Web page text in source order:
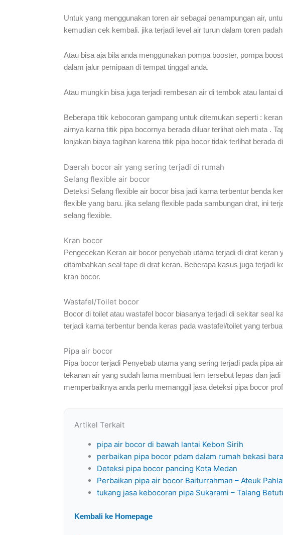
Untuk yang menggunakan toren air sebagai penampungan air,
kemudian cek kembali. jika terjadi level air turun dalam toren
Atau bisa aja bila anda menggunakan pompa booster, pompa
dalam jalur pemipaan di tempat tinggal anda.
Atau mungkin bisa juga terjadi rembesan air di tembok atau lantai
Beberapa titik kebocoran gampang untuk ditemukan seperti :
airnya karna titik pipa bocornya berada diluar terlihat oleh mata .
lonjakan biaya tagihan karena titik pipa bocor tidak terlihat berada
Daerah bocor air yang sering terjadi di rumah
Selang flexible air bocor
Deteksi Selang flexible air bocor bisa jadi karna terbentur benda
flexible yang baru. jika selang flexible pada sambungan drat, ini
selang flexible.
Kran bocor
Pengecekan Keran air bocor penyebab utama terjadi di drat
ditambahkan seal tape di drat keran. Beberapa kasus juga terjadi
kran bocor.
Wastafel/Toilet bocor
Bocor di toilet atau wastafel bocor biasanya terjadi di sekitar seal
terjadi karna terbentur benda keras pada wastafel/toilet yang
Pipa air bocor
Pipa bocor terjadi Penyebab utama yang sering terjadi pada pipa
tekanan air yang sudah lama membuat lem tersebut lepas dan
memperbaiknya anda perlu memanggil jasa deteksi pipa bocor
Artikel Terkait
pipa air bocor di bawah lantai Kebon Sirih
perbaikan pipa bocor pdam dalam rumah bekasi
Deteksi pipa bocor pancing Kota Medan
Perbaikan pipa air bocor Baiturrahman – Ateuk
tukang jasa kebocoran pipa Sukarami – Talang
Kembali ke Homepage